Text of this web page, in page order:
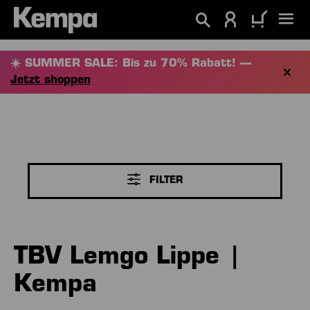
springen
☀️ SUMMER SALE: Bis zu 70% Rabatt! —
Jetzt shoppen
FILTER
TBV Lemgo Lippe |
Kempa